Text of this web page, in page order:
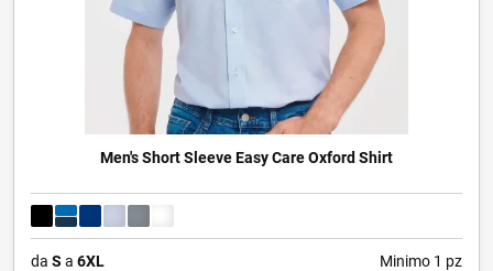
Men's Short Sleeve Easy Care Oxford Shirt
da S a 6XL Minimo 1 pz